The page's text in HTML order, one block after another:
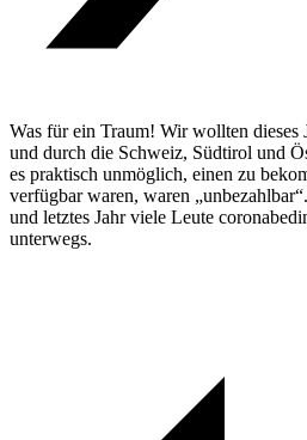
Was für ein Traum! Wir wollten dieses
und durch die Schweiz, Südtirol und
es praktisch unmöglich, einen zu
verfügbar waren, waren
und letztes Jahr viele Leute
unterwegs.